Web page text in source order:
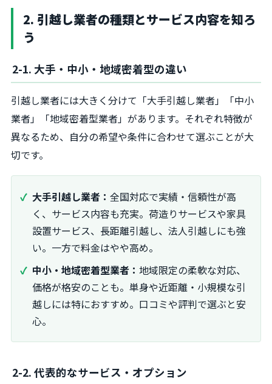
2. 引越し業者の種類とサービス内容を知ろ
う
2-1. 大手・中小・地域密着型の違い
引越し業者には大きく分けて「大手引越し業者」「中小
業者」「地域密着型業者」があります。それぞれ特徴が
異なるため、自分の希望や条件に合わせて選ぶことが大
切です。
大手引越し業者： 全国対応で実績・信頼性が高
く、サービス内容も充実。荷造りサービスや家具
設置サービス、長距離引越し、法人引越しにも強
い。一方で料金はやや高め。
中小・地域密着型業者： 地域限定の柔軟な対応、
価格が格安のことも。単身や近距離・小規模な引
越しには特におすすめ。口コミや評判で選ぶと安
心。
2-2. 代表的なサービス・オプション